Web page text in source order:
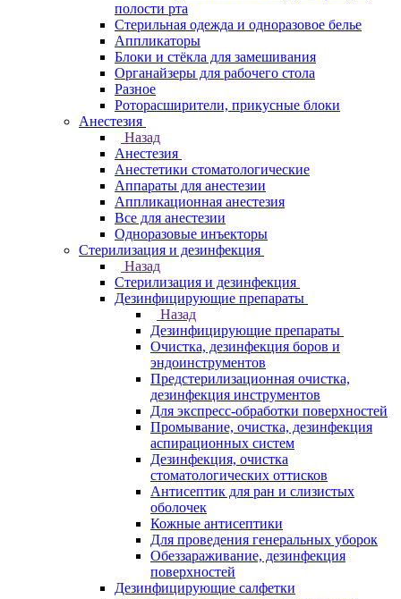
полости рта
Стерильная одежда и одноразовое белье
Аппликаторы
Блоки и стёкла для замешивания
Органайзеры для рабочего стола
Разное
Роторасширители, прикусные блоки
Анестезия
Назад
Анестезия
Анестетики стоматологические
Аппараты для анестезии
Аппликационная анестезия
Все для анестезии
Одноразовые инъекторы
Стерилизация и дезинфекция
Назад
Стерилизация и дезинфекция
Дезинфицирующие препараты
Назад
Дезинфицирующие препараты
Очистка, дезинфекция боров и
эндоинструментов
Предстерилизационная очистка,
дезинфекция инструментов
Для экспресс-обработки поверхностей
Промывание, очистка, дезинфекция
аспирационных систем
Дезинфекция, очистка
стоматологических оттисков
Антисептик для ран и слизистых
оболочек
Кожные антисептики
Для проведения генеральных уборок
Обеззараживание, дезинфекция
поверхностей
Дезинфицирующие салфетки